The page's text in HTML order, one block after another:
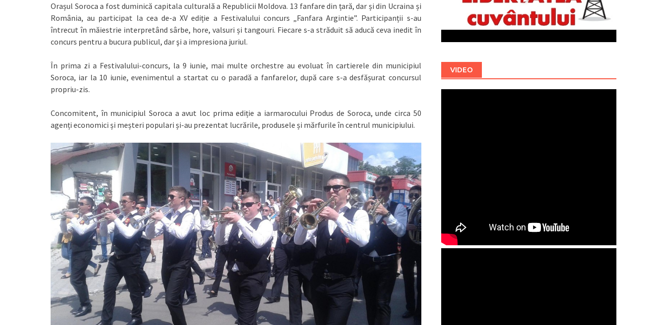
Orașul Soroca a fost duminică capitala culturală a Republicii Moldova. 13 fanfare din țară, dar și din Ucraina și
România, au participat la cea de-a XV ediție a Festivalului concurs „Fanfara Argintie”. Participanții s-au
întrecut în măiestrie interpretând sârbe, hore, valsuri și tangouri. Fiecare s-a străduit să aducă ceva inedit în
concurs pentru a bucura publicul, dar şi a impresiona juriul.
În prima zi a Festivalului-concurs, la 9 iunie, mai multe orchestre au evoluat în cartierele din municipiul
Soroca, iar la 10 iunie, evenimentul a startat cu o paradă a fanfarelor, după care s-a desfășurat concursul
propriu-zis.
Concomitent, în municipiul Soroca a avut loc prima ediție a iarmarocului Produs de Soroca, unde circa 50
agenți economici și meșteri populari și-au prezentat lucrările, produsele și mărfurile în centrul municipiului.
VIDEO